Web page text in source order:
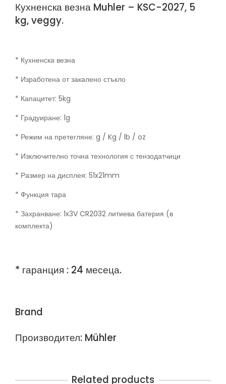
Кухненска везна Muhler – KSC-2027, 5
kg, veggy.
* Кухненска везна
* Изработена от закалено стъкло
* Капацитет: 5kg
* Градуиране: 1g
* Режим на претегляне: g / Kg / lb / oz
* Изключително точна технология с тензодатчици
* Размер на дисплея: 51x21mm
* Функция тара
* Захранване: 1x3V CR2032 литиева батерия (в
комплекта)
* гаранция : 24 месеца.
Brand
Производител: Mühler
Related products